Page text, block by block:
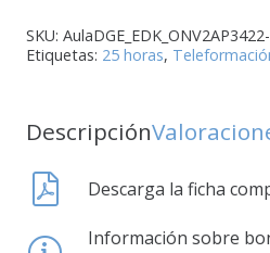
SKU:
Etiquetas: 25 horas,
Descripción
Descarga la ficha
Información sobre